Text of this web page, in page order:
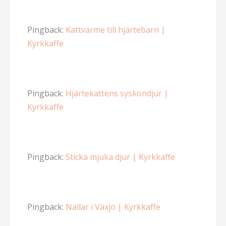
Pingback: Kattvärme till hjärtebarn |
Kyrkkaffe
Pingback: Hjärtekattens syskondjur |
Kyrkkaffe
Pingback: Sticka mjuka djur | Kyrkkaffe
Pingback: Nallar i Växjö | Kyrkkaffe